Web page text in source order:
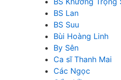
BS Lan
BS Suu
Bùi Hoàng Linh
By Sên
Ca sĩ Thanh Mai
Các Ngọc